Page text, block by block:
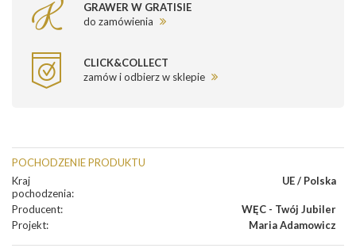
GRAWER W GRATISIE
do zamówienia
CLICK&COLLECT
zamów i odbierz w sklepie
POCHODZENIE PRODUKTU
Kraj
pochodzenia:
UE / Polska
Producent:
WĘC - Twój Jubiler
Projekt: Maria Adamowicz